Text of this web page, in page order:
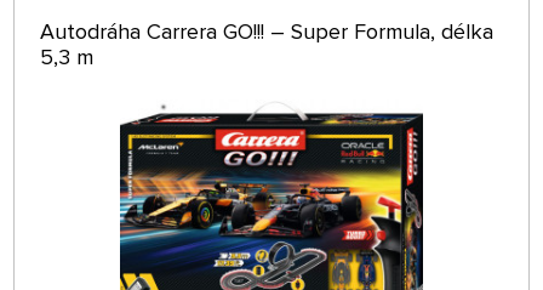
Autodráha Carrera GO!!! – Super Formula, délka
5,3 m